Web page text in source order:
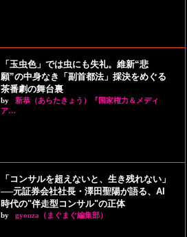
「玉虫色」では虫にも失礼。維新“悲
願”の中身なき「副首都法」採決をめぐる
茶番劇の舞台裏
by
新恭（あらたきょう）『国家権力＆メディ
ア…
「コンサルを超えないと、生き残れない」
──元証券会社社長・澤田聖陽が語る、AI
時代の"伴走型コンサル"の正体
by gyouza（まぐまぐ編集部）